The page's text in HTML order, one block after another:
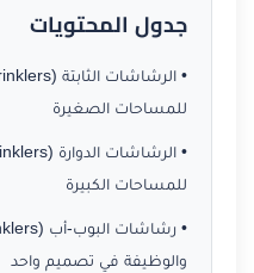
جدول المحتويات
للمساحات الصغيرة
للمساحات الكبيرة
والوظيفة في تصميم واحد